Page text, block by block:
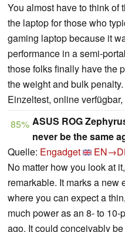
You almost have to think of
the laptop for those who
gaming laptop because it
performance in a semi-
those folks finally have the
the weight and bulk penalty.
Einzeltest, online
85% ASUS ROG
never be the same
Quelle: Engadget
No matter how you look at
remarkable. It marks a new
where you can expect a
much power as an 8- to
ago. It could conceivably